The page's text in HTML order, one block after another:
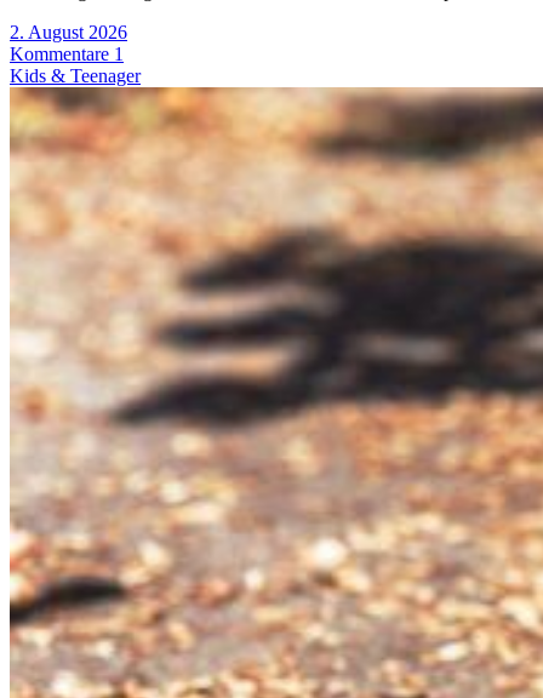
2. August 2026
Kommentare 1
Kids & Teenager